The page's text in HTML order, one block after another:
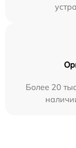
Более 20